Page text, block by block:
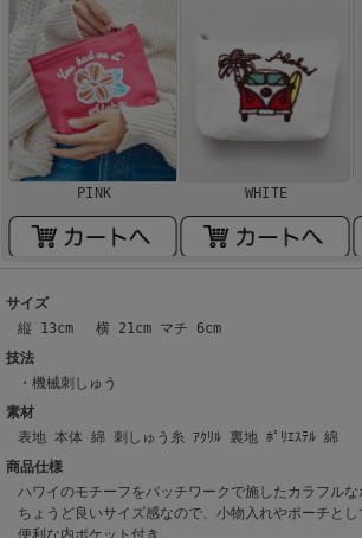
PINK WHITE
サイズ
縦 13cm 横 21cm マチ 6cm
技法
・機械刺しゅう
素材
表地 本体 綿 刺しゅう糸 ｱｸﾘﾙ 裏地 ﾎﾟﾘｴｽﾃﾙ 綿
商品仕様
ハワイのモチーフをパッチワークで施したカラフルな
ちょうど良いサイズ感なので、小物入れやポーチとし
便利な内ポケット付き。